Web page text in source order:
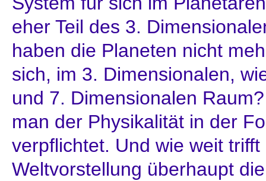
eher Teil des 3.
haben die Planeten nicht
sich, im 3. Dimensionalen,
und 7. Dimensionalen
man der Physikalität in der
verpflichtet. Und wie weit
Weltvorstellung überhaupt